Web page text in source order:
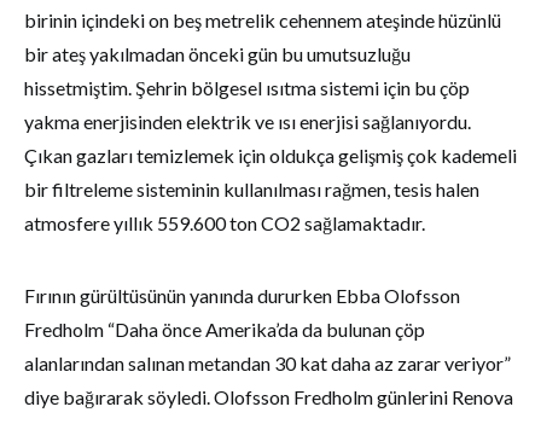
birinin içindeki on beş metrelik cehennem ateşinde hüzünlü
bir ateş yakılmadan önceki gün bu umutsuzluğu
hissetmiştim. Şehrin bölgesel ısıtma sistemi için bu çöp
yakma enerjisinden elektrik ve ısı enerjisi sağlanıyordu.
Çıkan gazları temizlemek için oldukça gelişmiş çok kademeli
bir filtreleme sisteminin kullanılması rağmen, tesis halen
atmosfere yıllık 559.600 ton CO2 sağlamaktadır.
Fırının gürültüsünün yanında dururken Ebba Olofsson
Fredholm “Daha önce Amerika’da da bulunan çöp
alanlarından salınan metandan 30 kat daha az zarar veriyor”
diye bağırarak söyledi. Olofsson Fredholm günlerini Renova